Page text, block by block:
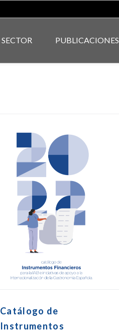
SECTOR PUBLICACIONES
Catálogo de
Instrumentos